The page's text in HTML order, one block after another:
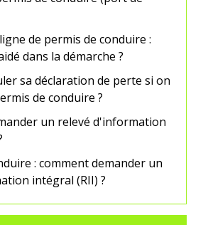
de permis de conduire :
dans la démarche ?
sa déclaration de perte si on
de conduire ?
un relevé d'information
: comment demander un
intégral (RII) ?